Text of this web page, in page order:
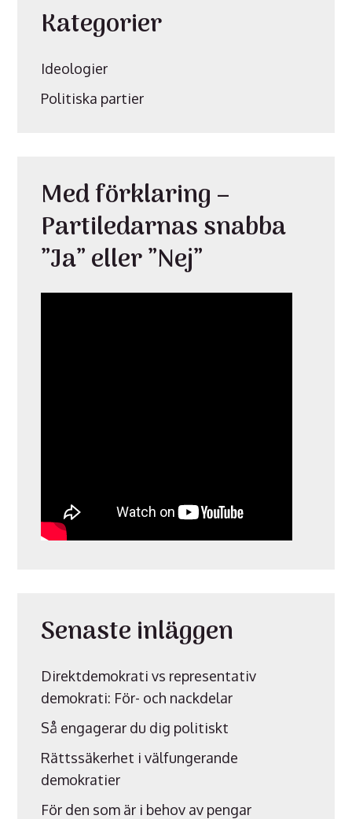
Kategorier
Ideologier
Politiska partier
Med förklaring –
Partiledarnas snabba
”Ja” eller ”Nej”
Senaste inläggen
Direktdemokrati vs representativ
demokrati: För- och nackdelar
Så engagerar du dig politiskt
Rättssäkerhet i välfungerande
demokratier
För den som är i behov av pengar